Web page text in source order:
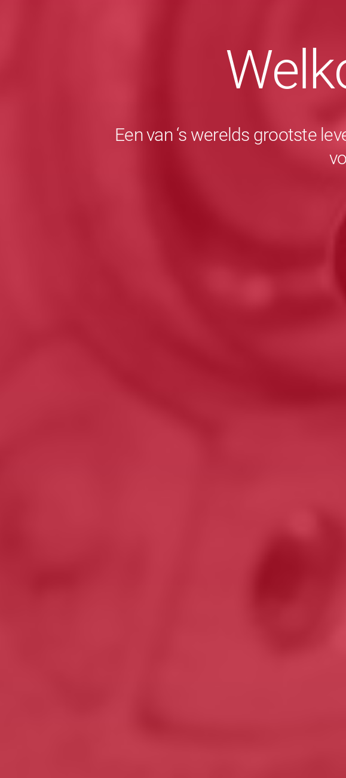
Een van ‘s werelds grootste